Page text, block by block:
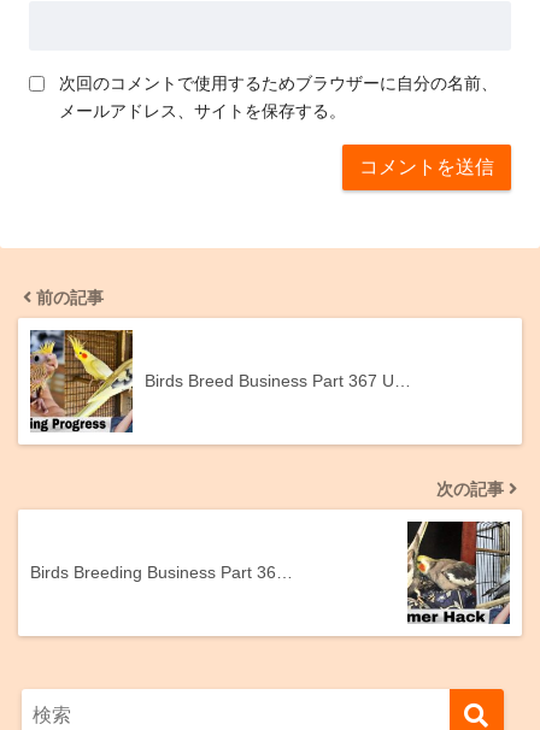
次回のコメントで使用するためブラウザーに自分の名前、
メールアドレス、サイトを保存する。
前の記事
Birds Breed Business Part 367 U…
次の記事
Birds Breeding Business Part 36…